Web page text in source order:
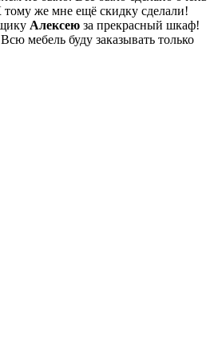
тому же мне ещё скидку сделали!
Алексею за прекрасный шкаф!
мебель буду заказывать только